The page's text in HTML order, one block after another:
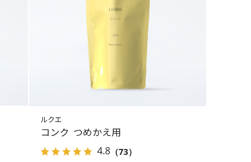
ルクエ
コンク つめかえ用
4.8（73）